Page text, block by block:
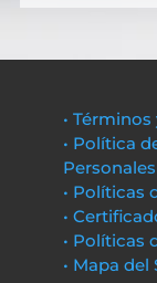
•
• Política
Personales
• Políticas
•
• Políticas
• Mapa del